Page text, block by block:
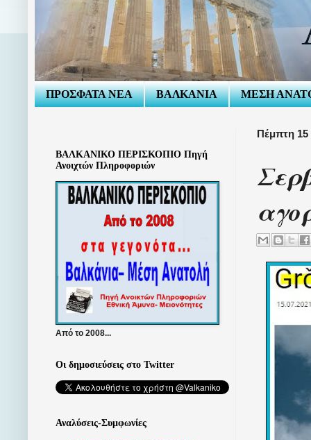
ΠΡΟΣΦΑΤΑ ΝΕΑ ΒΑΛΚΑΝΙΑ ΜΕΣΗ
Πέμπτη 15
ΒΑΛΚΑΝΙΚΟ ΠΕΡΙΣΚΟΠΙΟ Πηγή
Ανοιχτών Πληροφοριών
Από το 2008...
Οι δημοσιεύσεις στο Twitter
Αναλύσεις-Συμφωνίες